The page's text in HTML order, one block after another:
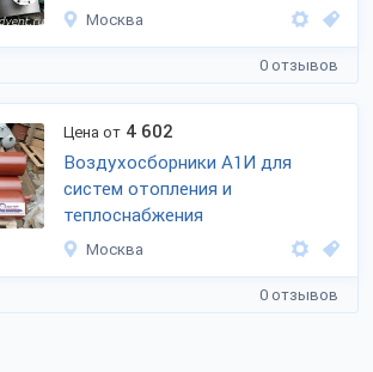
Москва
0 отзывов
Цена от 4 602
Воздухосборники А1И для
систем отопления и
теплоснабжения
Москва
0 отзывов